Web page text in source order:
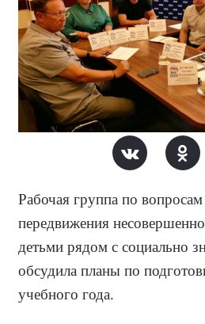
Рабочая группа по вопросам
передвижения
детьми рядом с социально
обсудила планы по
учебного года.